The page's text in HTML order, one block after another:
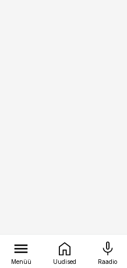
Menüü Uudised Raadio